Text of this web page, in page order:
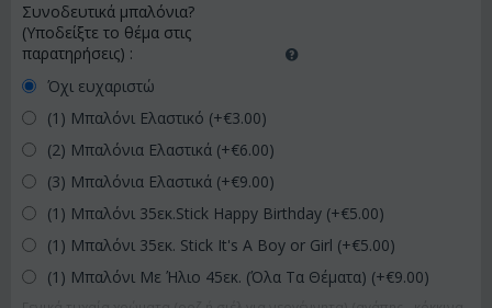
Συνοδευτικά μπαλόνια?
(Υποδείξτε το θέμα στις
παρατηρήσεις) :
Όχι ευχαριστώ
(1) Μπαλόνι Ελαστικό (+€3.00)
(2) Μπαλόνια Ελαστικά (+€6.00)
(3) Μπαλόνια Ελαστικά (+€9.00)
(1) Μπαλόνι 35εκ.Stick Happy Birthday (+€5.00)
(1) Μπαλόνι 35εκ. Stick It's A Boy or Girl (+€5.00)
(1) Μπαλόνι Με Ήλιο 45εκ. (Όλα Τα Θέματα) (+€9.00)